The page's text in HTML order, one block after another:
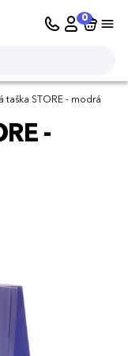
0
taška STORE - modrá
-